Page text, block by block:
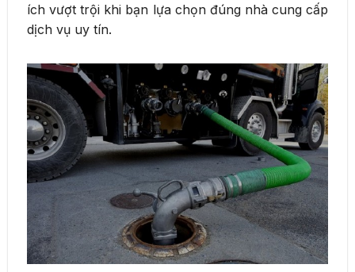
ích vượt trội khi bạn lựa chọn đúng nhà cung cấp
dịch vụ uy tín.